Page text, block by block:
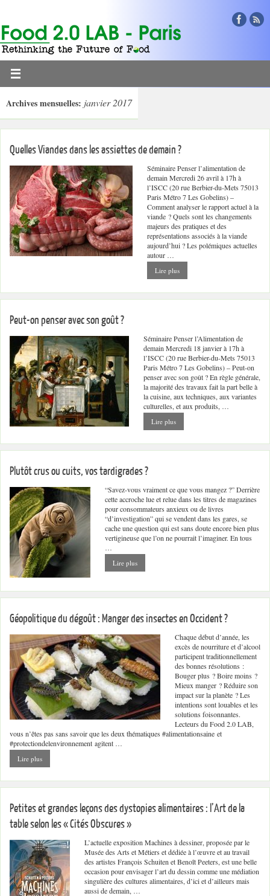
Archives mensuelles: janvier 2017
Quelles Viandes dans les assiettes de demain ?
Séminaire Penser l’alimentation de
demain Mercredi 26 avril à 17h à
l’ISCC (20 rue Berbier-du-Mets 75013
Paris Métro 7 Les Gobelins) –
Comment analyser le rapport actuel à la
viande ? Quels sont les changements
majeurs des pratiques et des
représentations associés à la viande
aujourd’hui ? Les polémiques actuelles
autour …
Lire plus
Peut-on penser avec son goût ?
Séminaire Penser l’Alimentation de
demain Mercredi 18 janvier à 17h à
l’ISCC (20 rue Berbier-du-Mets 75013
Paris Métro 7 Les Gobelins) – Peut-on
penser avec son goût ? En règle générale,
la majorité des travaux fait la part belle à
la cuisine, aux techniques, aux variantes
culturelles, et aux produits, …
Lire plus
Plutôt crus ou cuits, vos tardigrades ?
“Savez-vous vraiment ce que vous mangez ?” Derrière
cette accroche lue et relue dans les titres de magazines
pour consommateurs anxieux ou de livres
“d’investigation” qui se vendent dans les gares, se
cache une question qui est sans doute encore bien plus
vertigineuse que l’on ne pourrait l’imaginer. En tous
…
Lire plus
Géopolitique du dégoût : Manger des insectes en Occident ?
Chaque début d’année, les
excès de nourriture et d’alcool
participent traditionnellement
des bonnes résolutions :
Bouger plus ? Boire moins ?
Mieux manger ? Réduire son
impact sur la planète ? Les
intentions sont louables et les
solutions foisonnantes.
Lecteurs du Food 2.0 LAB,
vous n’êtes pas sans savoir que les deux thématiques #alimentationsaine et
#protectiondelenvironnement agitent …
Lire plus
Petites et grandes leçons des dystopies alimentaires : l’Art de la
table selon les « Cités Obscures »
L’actuelle exposition Machines à dessiner, proposée par le
Musée des Arts et Métiers et dédiée à l’œuvre et au travail
des artistes François Schuiten et Benoît Peeters, est une belle
occasion pour envisager l’art du dessin comme une médiation
singulière des cultures alimentaires, d’ici et d’ailleurs mais
aussi de demain, …